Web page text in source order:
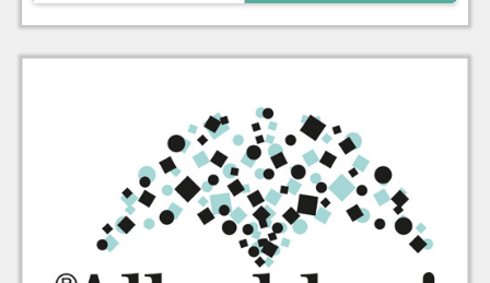
zu Warenkorb hinzugefügt.